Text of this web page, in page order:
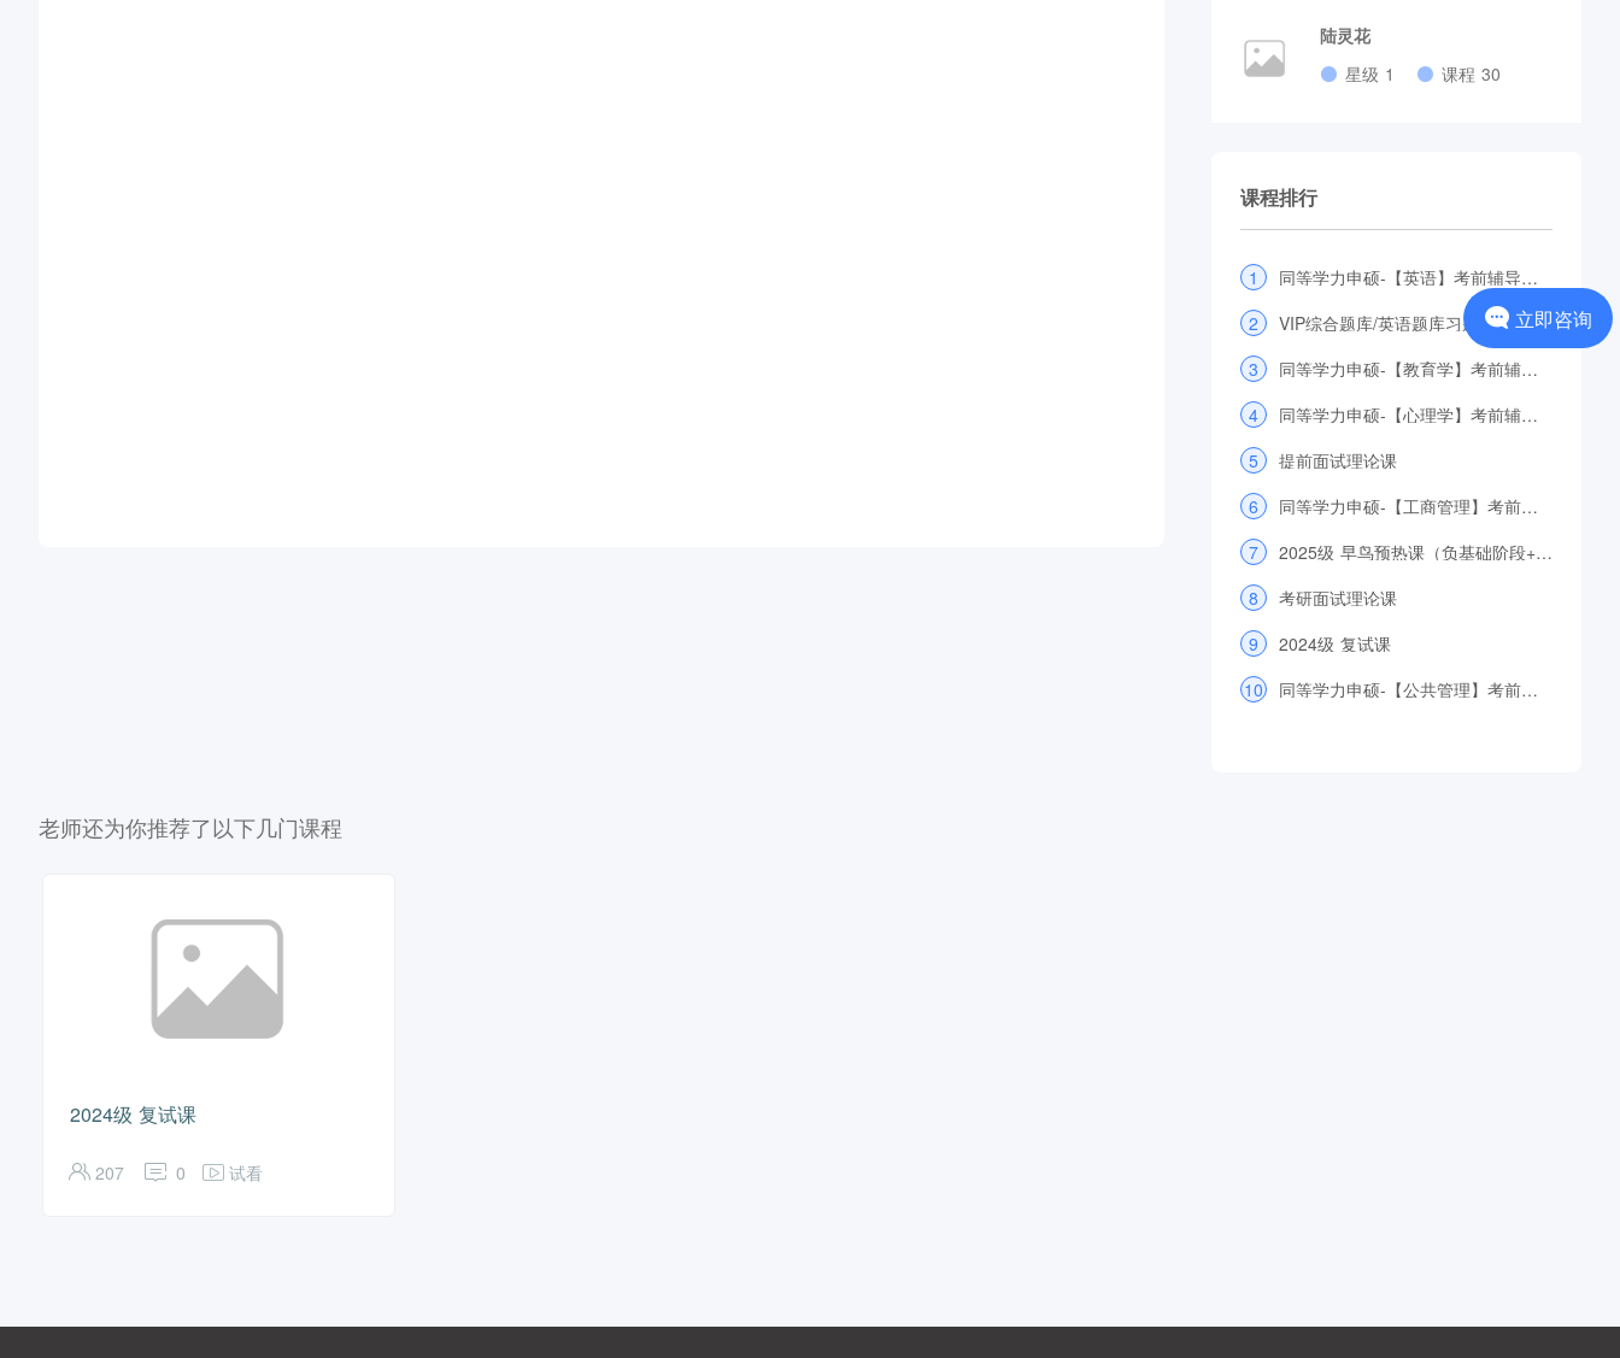
陆灵花
星级 1
课程 30
课程排行
1
同等学力申硕-【英语】考前辅导全程班
2
VIP综合题库/英语题库习题讲解
3
同等学力申硕-【教育学】考前辅导全程班
4
同等学力申硕-【心理学】考前辅导全程班
5
提前面试理论课
6
同等学力申硕-【工商管理】考前辅导全程班
7
2025级 早鸟预热课（负基础阶段+导学阶段）
8
考研面试理论课
9
2024级 复试课
10
同等学力申硕-【公共管理】考前辅导
老师还为你推荐了以下几门课程
2024级 复试课
207 0 试看
立即咨询